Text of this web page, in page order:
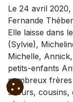
Le 24 avril
Fernande
Elle laisse dans
(Sylvie),
Michelle,
petits-enfants
nombreux
soeurs, cousins,